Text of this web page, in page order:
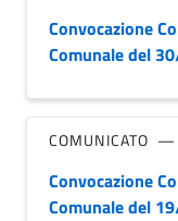
Convocazione
Comunale del
COMUNICATO
Convocazione
Comunale del